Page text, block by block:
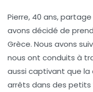
Pierre, 40 ans, partage
avons décidé de
Grèce. Nous avons
nous ont conduits à
aussi captivant que la
arrêts dans des petits